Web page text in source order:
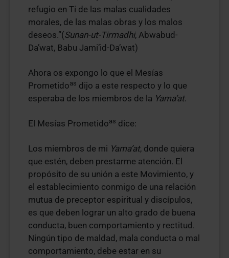
refugio en Ti de las malas cualidades
morales, de las malas obras y los malos
deseos.”(Sunan-ut-Tirmadhi, Abwabud-
Da’wat, Babu Jami’id-Da’wat)
Ahora os expongo lo que el Mesías
Prometidoas dijo a este respecto y lo que
esperaba de los miembros de la Yama’at.
El Mesías Prometidoas dice:
Los miembros de mi Yama’at, donde quiera
que estén, deben prestarme atención. El
propósito de su unión a este Movimiento, y
el establecimiento conmigo de una relación
mutua de preceptor espiritual y discípulos,
es que deben lograr un alto grado de buena
conducta, buen comportamiento y rectitud.
Ningún tipo de maldad, mala conducta o mal
comportamiento, debe estar en su